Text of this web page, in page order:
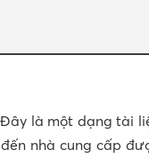
là một dạng tài
nhà cung cấp